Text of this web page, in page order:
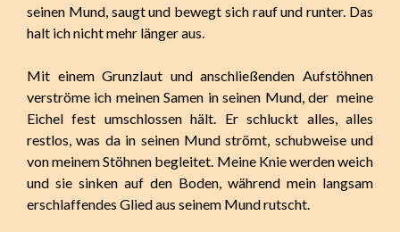
seinen Mund, saugt und bewegt sich rauf und runter. Das
halt ich nicht mehr länger aus.
Mit einem Grunzlaut und anschließenden Aufstöhnen
verströme ich meinen Samen in seinen Mund, der meine
Eichel fest umschlossen hält. Er schluckt alles, alles
restlos, was da in seinen Mund strömt, schubweise und
von meinem Stöhnen begleitet. Meine Knie werden weich
und sie sinken auf den Boden, während mein langsam
erschlaffendes Glied aus seinem Mund rutscht.